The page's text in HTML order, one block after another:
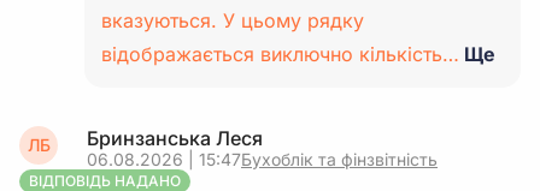
вказуються. У цьому рядку
відображається виключно кількість… Ще
ЛБ Бринзанська Леся
06.08.2026 | 15:47Бухоблік та фінзвітність
ВІДПОВІДЬ НАДАНО